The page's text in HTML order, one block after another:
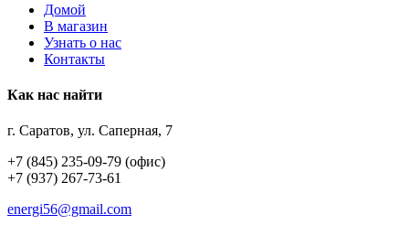
Домой
В магазин
Узнать о нас
Контакты
Как нас найти
г. Саратов, ул. Саперная, 7
+7 (845) 235-09-79 (офис)
+7 (937) 267-73-61
energi56@gmail.com